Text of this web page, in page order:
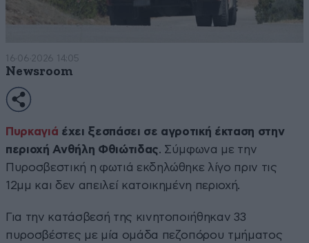
16·06·2026 14:05
Newsroom
Πυρκαγιά έχει ξεσπάσει σε αγροτική έκταση στην
περιοχή Ανθήλη Φθιώτιδας. Σύμφωνα με την
Πυροσβεστική η φωτιά εκδηλώθηκε λίγο πριν τις
12μμ και δεν απειλεί κατοικημένη περιοχή.
Για την κατάσβεσή της κινητοποιήθηκαν 33
πυροσβέστες με μία ομάδα πεζοπόρου τμήματος